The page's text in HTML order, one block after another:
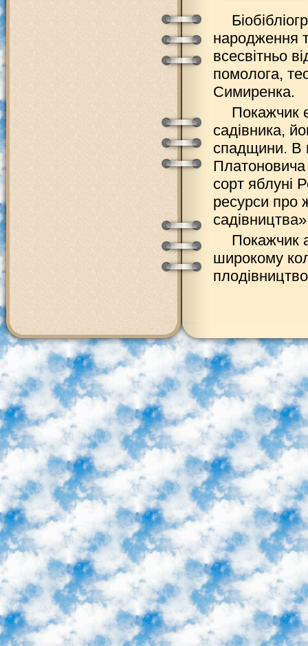
народження
всесвітньо
помолога,
Симиренка.
Покажчик
садівника,
спадщини. В
сорт яблуні
ресурси про
Покажчик
широкому